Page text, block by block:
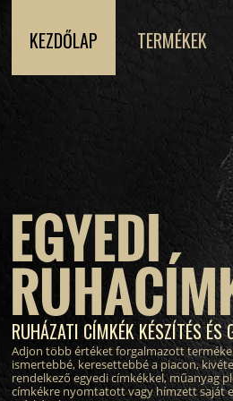
EGYEDI
RUHÁZATI CÍMKÉK KÉSZÍTÉS ÉS
Adjon több értéket forgalmazott
ismertebbé, keresettebbé a piacon,
rendelkező egyedi címkékkel, műanyag
címkékre nyomtatott vagy hímzett saját
KEZDŐLAP TERMÉKEK